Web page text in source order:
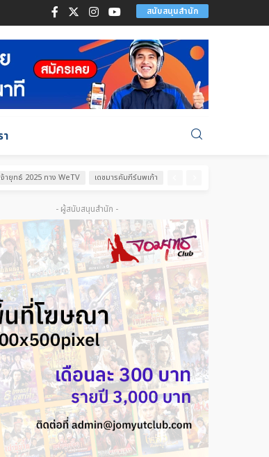
สนับสนุนสำนัก
ายุทธ์ 2025 ทาง WeTV เดชมารคัมภีร์นพเก้า
- ผู้สนับสนุนสำนัก -